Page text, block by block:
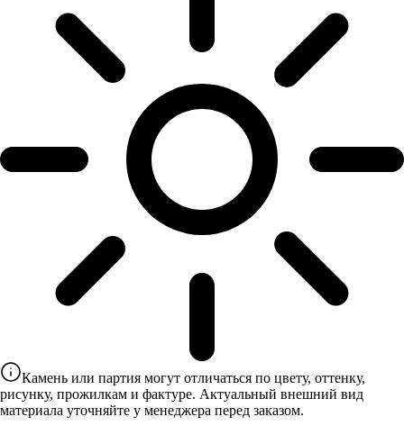
Камень или партия могут отличаться по цвету, оттенку,
рисунку, прожилкам и фактуре. Актуальный внешний вид
материала уточняйте у менеджера перед заказом.